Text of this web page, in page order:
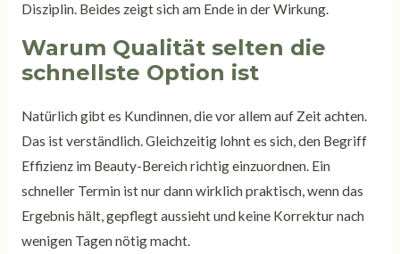
Disziplin. Beides zeigt sich am Ende in der Wirkung.
Warum Qualität selten die
schnellste Option ist
Natürlich gibt es Kundinnen, die vor allem auf Zeit achten.
Das ist verständlich. Gleichzeitig lohnt es sich, den Begriff
Effizienz im Beauty-Bereich richtig einzuordnen. Ein
schneller Termin ist nur dann wirklich praktisch, wenn das
Ergebnis hält, gepflegt aussieht und keine Korrektur nach
wenigen Tagen nötig macht.